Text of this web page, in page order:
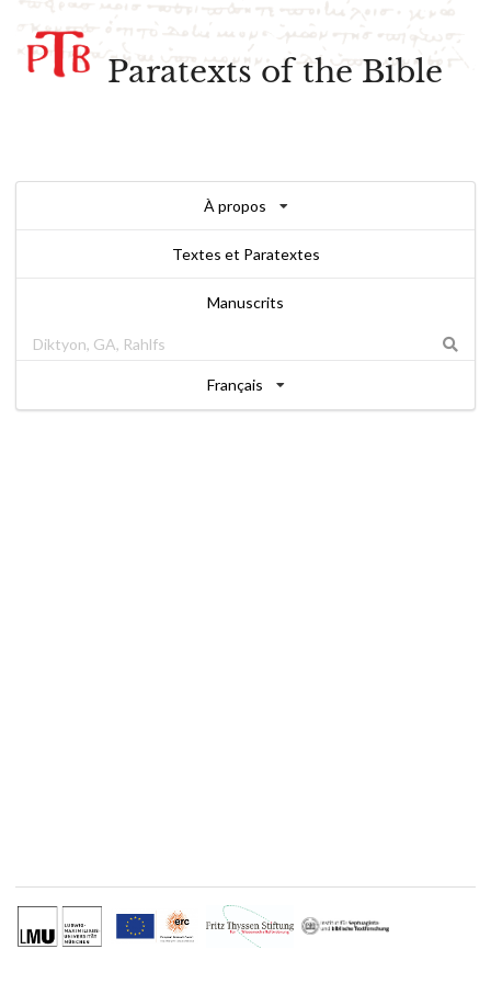
Paratexts of the Bible
À propos
Textes et Paratextes
Manuscrits
Français